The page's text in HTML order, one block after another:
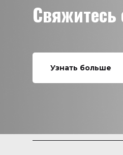
Свяжитесь
Узнать больше